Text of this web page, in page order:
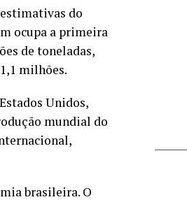
do
ocupa a primeira
de toneladas,
milhões.
Unidos,
mundial do
brasileira. O